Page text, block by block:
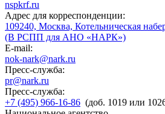
nspkrf.ru
Адрес для корреспонденции:
109240, Москва, Котельническая
(В РСПП для АНО «НАРК»)
E-mail:
nok-nark@nark.ru
Пресс-служба:
pr@nark.ru
Пресс-служба:
+7 (495) 966-16-86 (доб. 1019 или